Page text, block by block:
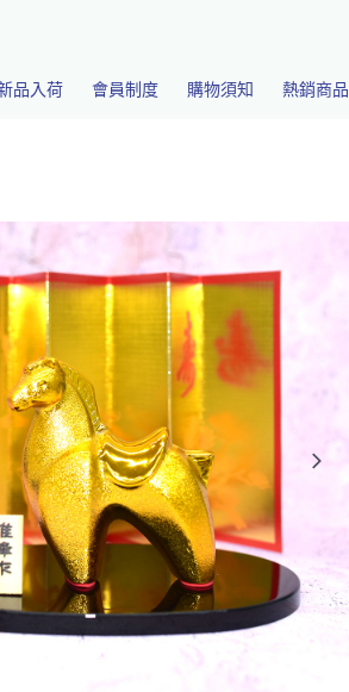
品入荷 會員制度 購物須知 熱銷商品